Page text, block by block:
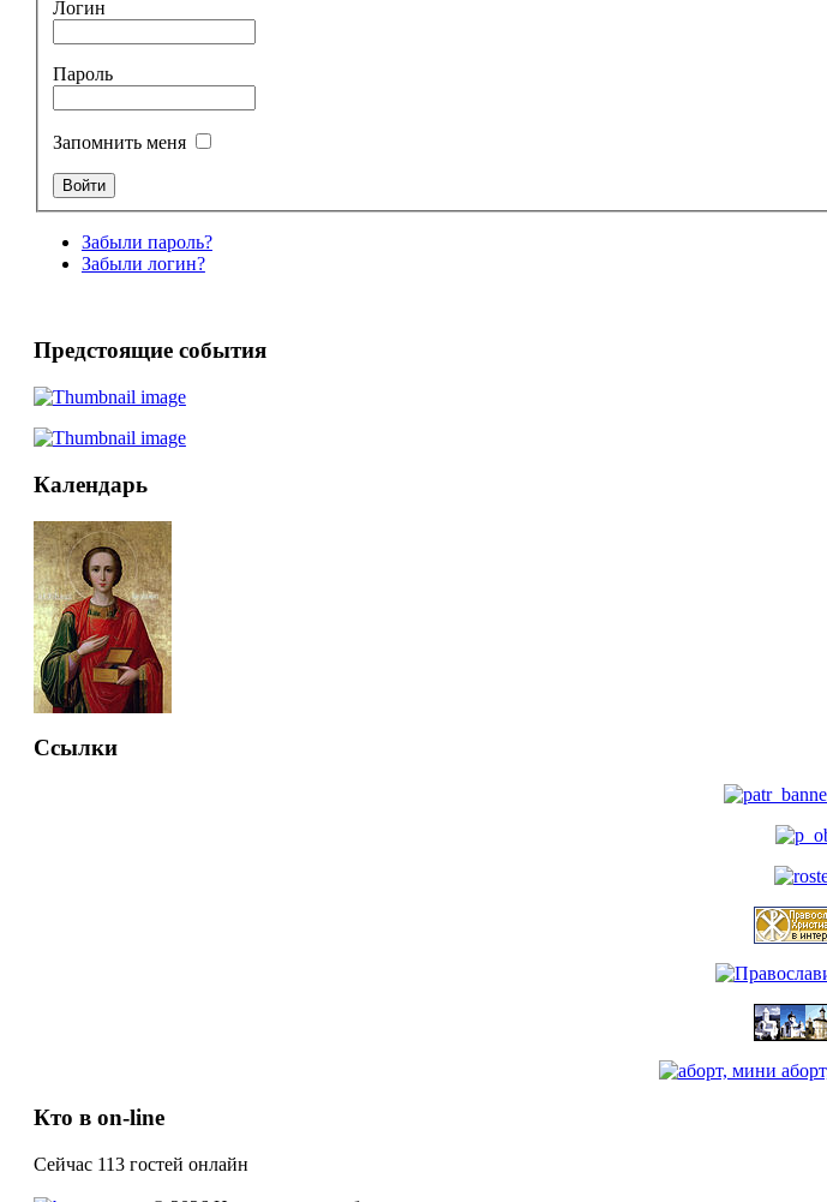
Логин
Пароль
Запомнить меня
Забыли пароль?
Забыли логин?
Предстоящие события
Календарь
Ссылки
Кто в on-line
Сейчас 113 гостей онлайн